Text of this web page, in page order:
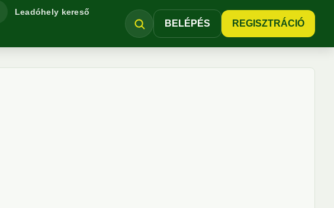
Leadóhely kereső
BELÉPÉS REGISZTRÁCIÓ